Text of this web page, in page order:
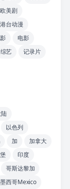
欧美剧
港台动漫
电影
综艺
记录片
以色列
加
加拿大
印度
哥斯达黎加
墨西哥Mexico